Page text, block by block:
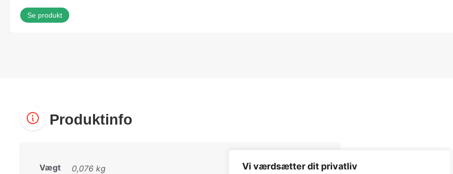
Vi værdsætter dit privatliv
Se produkt
Produktinfo
Vægt 0,076 kg